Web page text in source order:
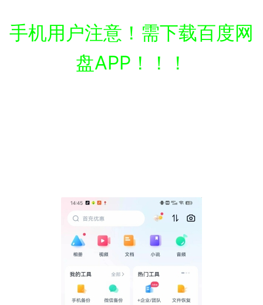
手机用户注意！需下载百度网
盘APP！！！